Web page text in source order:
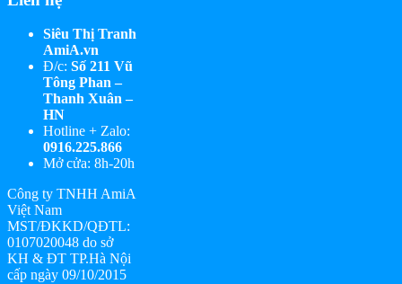
Siêu Thị Tranh
AmiA.vn
Đ/c: Số 211 Vũ
Tông Phan –
Thanh Xuân –
HN
Hotline + Zalo:
0916.225.866
Mở cửa: 8h-20h
Công ty TNHH AmiA
Việt Nam
MST/ĐKKD/QĐTL:
0107020048 do sở
KH & ĐT TP.Hà Nội
cấp ngày 09/10/2015